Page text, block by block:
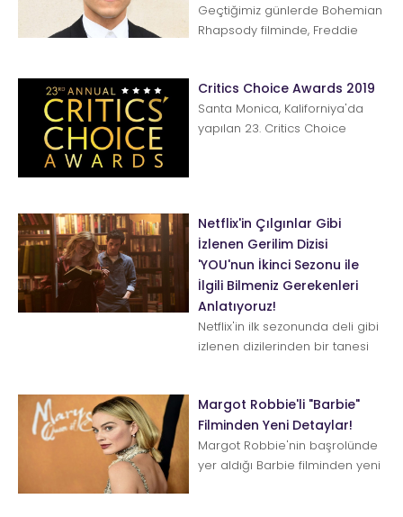
Geçtiğimiz günlerde Bohemian
Rhapsody filminde, Freddie
Critics Choice Awards 2019
Santa Monica, Kaliforniya'da
yapılan 23. Critics Choice
Netflix'in Çılgınlar Gibi
İzlenen Gerilim Dizisi
'YOU'nun İkinci Sezonu ile
İlgili Bilmeniz Gerekenleri
Anlatıyoruz!
Netflix'in ilk sezonunda deli gibi
izlenen dizilerinden bir tanesi
Margot Robbie'li "Barbie"
Filminden Yeni Detaylar!
Margot Robbie'nin başrolünde
yer aldığı Barbie filminden yeni